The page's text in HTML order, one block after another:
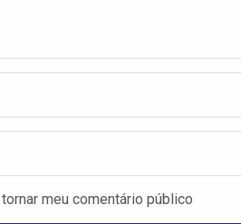
meu comentário público